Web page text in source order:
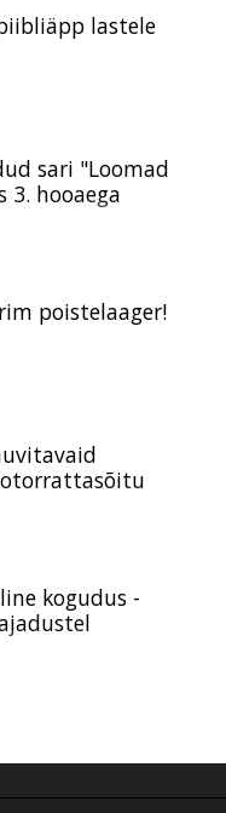
lastele
sari "Loomad
3. hooaega
poistelaager!
kogudus -